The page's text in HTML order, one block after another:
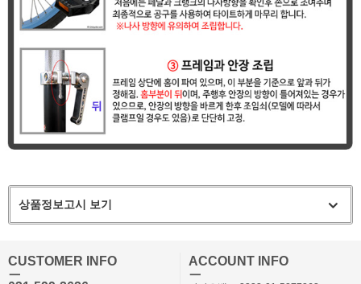
상품정보고시 보기
CUSTOMER INFO
ㅡ
ACCOUNT INFO
ㅡ